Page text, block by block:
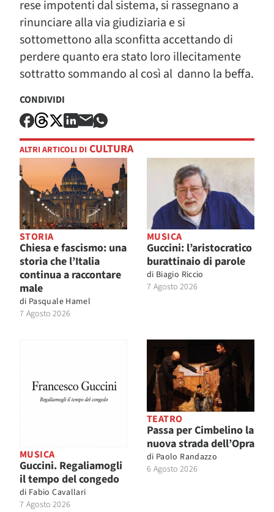
rese impotenti dal sistema, si rassegnano a
rinunciare alla via giudiziaria e si
sottomettono alla sconfitta accettando di
perdere quanto era stato loro illecitamente
sottratto sommando al così al danno la beffa.
CONDIVIDI
ALTRI ARTICOLI DI CULTURA
STORIA
Chiesa e fascismo: una
storia che l’Italia
continua a raccontare
male
di Pasquale Hamel
7 Agosto 2026
MUSICA
Guccini: l’aristocratico
burattinaio di parole
di Biagio Riccio
7 Agosto 2026
MUSICA
Guccini. Regaliamogli
il tempo del congedo
di Fabio Cavallari
7 Agosto 2026
TEATRO
Passa per Cimbelino la
nuova strada dell’Opra
di Paolo Randazzo
6 Agosto 2026